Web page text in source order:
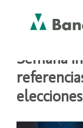
Semana
elecciones